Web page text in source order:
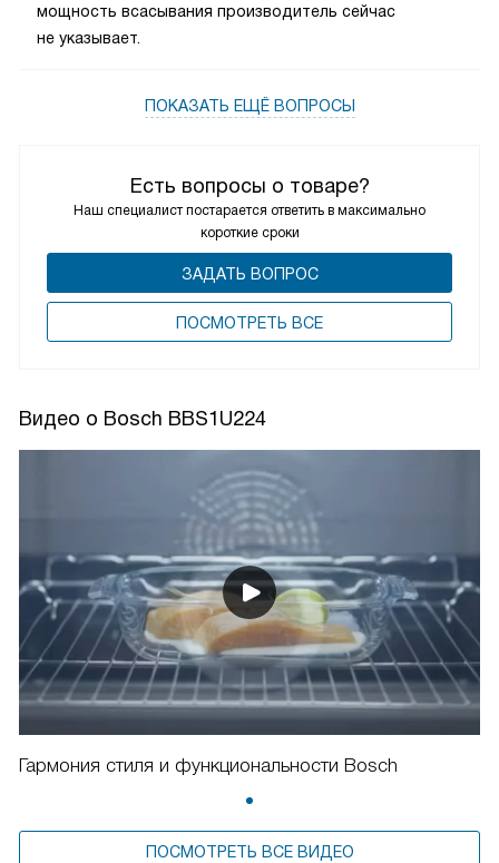
Есть вопросы о товаре?
Наш специалист постарается ответить в максимально
короткие сроки
ЗАДАТЬ ВОПРОС
ПОCМОТРЕТЬ ВСЕ
мощность всасывания производитель сейчас
не указывает.
ПОКАЗАТЬ ЕЩЁ ВОПРОСЫ
Видео о Bosch BBS1U224
Гармония стиля и функциональности Bosch
ПОСМОТРЕТЬ ВСЕ ВИДЕО